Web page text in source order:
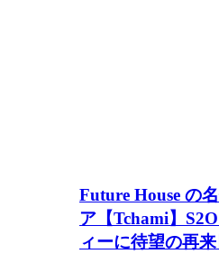
Future House の
ア【Tchami】
ィーに待望の再来